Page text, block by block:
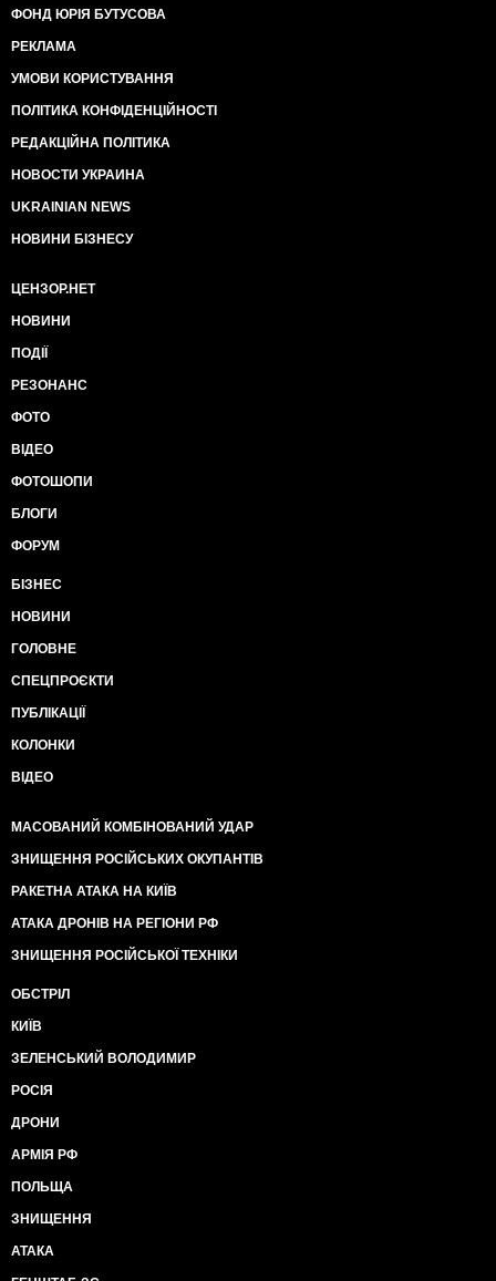
ФОНД ЮРІЯ БУТУСОВА
РЕКЛАМА
УМОВИ КОРИСТУВАННЯ
ПОЛІТИКА КОНФІДЕНЦІЙНОСТІ
РЕДАКЦІЙНА ПОЛІТИКА
НОВОСТИ УКРАИНА
UKRAINIAN NEWS
НОВИНИ БІЗНЕСУ
ЦЕНЗОР.НЕТ
НОВИНИ
ПОДІЇ
РЕЗОНАНС
ФОТО
ВІДЕО
ФОТОШОПИ
БЛОГИ
ФОРУМ
БІЗНЕС
НОВИНИ
ГОЛОВНЕ
СПЕЦПРОЄКТИ
ПУБЛІКАЦІЇ
КОЛОНКИ
ВІДЕО
МАСОВАНИЙ КОМБІНОВАНИЙ УДАР
ЗНИЩЕННЯ РОСІЙСЬКИХ ОКУПАНТІВ
РАКЕТНА АТАКА НА КИЇВ
АТАКА ДРОНІВ НА РЕГІОНИ РФ
ЗНИЩЕННЯ РОСІЙСЬКОЇ ТЕХНІКИ
ОБСТРІЛ
КИЇВ
ЗЕЛЕНСЬКИЙ ВОЛОДИМИР
РОСІЯ
ДРОНИ
АРМІЯ РФ
ПОЛЬЩА
ЗНИЩЕННЯ
АТАКА